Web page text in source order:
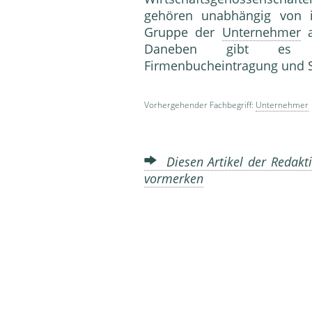
gehören unabhängig
Gruppe der Unternehmer
Daneben gibt
Firmenbucheintragung
Vorhergehender Fachbegriff: Unternehmer
Diesen Artikel der
vormerken